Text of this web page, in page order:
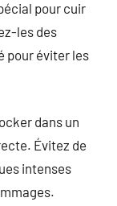
pour cuir
les des
pour éviter les
dans un
Évitez de
intenses